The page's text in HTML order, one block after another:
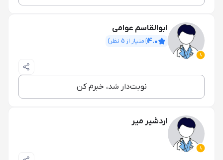
ابوالقاسم عوامی
4.0(امتیاز از 5 نظر)
نوبت‌دار شد، خبرم کن
اردشیر میر